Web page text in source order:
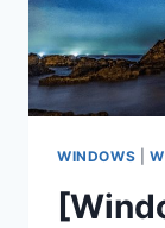
WINDOWS